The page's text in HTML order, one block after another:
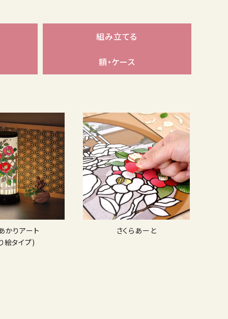
組み立てる
額・ケース
かりアート
絵タイプ)
さくらあーと